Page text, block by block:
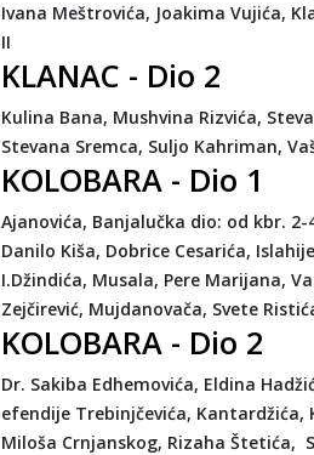
Ivana Meštrovića, Joakima Vujića,
II
KLANAC - Dio 2
Kulina Bana, Mushvina Rizvića,
Stevana Sremca, Suljo Kahriman,
KOLOBARA - Dio 1
Ajanovića, Banjalučka dio: od kbr. 2-
Danilo Kiša, Dobrice Cesarića,
I.Džindića, Musala, Pere Marijana,
Zejčirević, Mujdanovača, Svete
KOLOBARA - Dio 2
Dr. Sakiba Edhemovića, Eldina
efendije Trebinjčevića, Kantardžića,
Miloša Crnjanskog, Rizaha Štetića,